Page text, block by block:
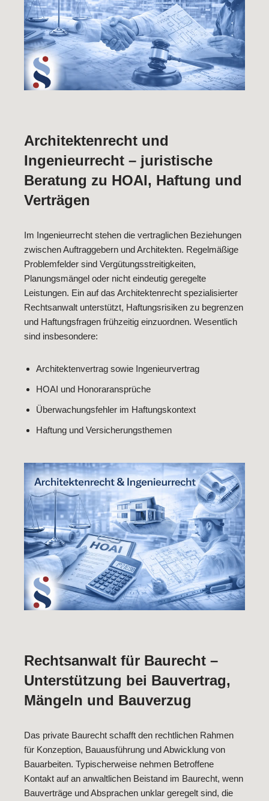
Architektenrecht und
Ingenieurrecht – juristische
Beratung zu HOAI, Haftung und
Verträgen
Im Ingenieurrecht stehen die vertraglichen Beziehungen
zwischen Auftraggebern und Architekten. Regelmäßige
Problemfelder sind Vergütungsstreitigkeiten,
Planungsmängel oder nicht eindeutig geregelte
Leistungen. Ein auf das Architektenrecht spezialisierter
Rechtsanwalt unterstützt, Haftungsrisiken zu begrenzen
und Haftungsfragen frühzeitig einzuordnen. Wesentlich
sind insbesondere:
Architektenvertrag sowie Ingenieurvertrag
HOAI und Honoraransprüche
Überwachungsfehler im Haftungskontext
Haftung und Versicherungsthemen
Rechtsanwalt für Baurecht –
Unterstützung bei Bauvertrag,
Mängeln und Bauverzug
Das private Baurecht schafft den rechtlichen Rahmen
für Konzeption, Bauausführung und Abwicklung von
Bauarbeiten. Typischerweise nehmen Betroffene
Kontakt auf an anwaltlichen Beistand im Baurecht, wenn
Bauverträge und Absprachen unklar geregelt sind, die